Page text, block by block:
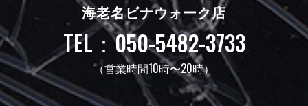
海老名ビナウォーク店
TEL：050-5482-3733
（営業時間10時〜20時）